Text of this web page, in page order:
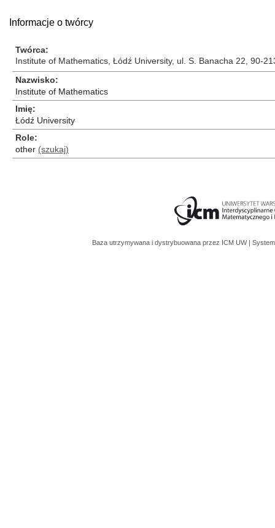
Informacje o twórcy
Twórca
Institute of Mathematics, Łódź University, ul. S. Banacha 22, 90-
Nazwisko
Institute of Mathematics
Imię
Łódź University
Role
other (szukaj)
Baza utrzymywana i dystrybuowana przez ICM UW |